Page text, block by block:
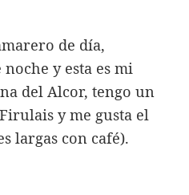
de día,
y esta es mi
del Alcor, tengo un
y me gusta el
largas con café).